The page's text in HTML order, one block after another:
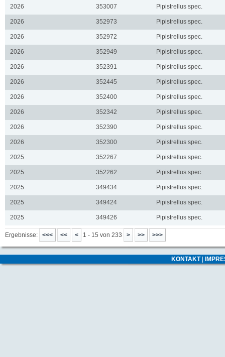
2026 353007 Pipistrellus spec.
2026 352973 Pipistrellus spec.
2026 352972 Pipistrellus spec.
2026 352949 Pipistrellus spec.
2026 352391 Pipistrellus spec.
2026 352445 Pipistrellus spec.
2026 352400 Pipistrellus spec.
2026 352342 Pipistrellus spec.
2026 352390 Pipistrellus spec.
2026 352300 Pipistrellus spec.
2025 352267 Pipistrellus spec.
2025 352262 Pipistrellus spec.
2025 349434 Pipistrellus spec.
2025 349424 Pipistrellus spec.
2025 349426 Pipistrellus spec.
Ergebnisse: 1 - 15 von 233
KONTAKT|